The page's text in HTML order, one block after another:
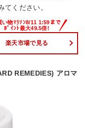
ください。
楽天市場で見る
REMEDIES) アロマ